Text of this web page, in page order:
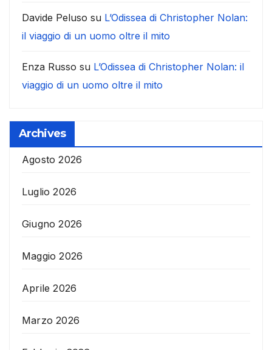
Davide Peluso su L’Odissea di Christopher Nolan:
il viaggio di un uomo oltre il mito
Enza Russo su L’Odissea di Christopher Nolan: il
viaggio di un uomo oltre il mito
Archives
Agosto 2026
Luglio 2026
Giugno 2026
Maggio 2026
Aprile 2026
Marzo 2026